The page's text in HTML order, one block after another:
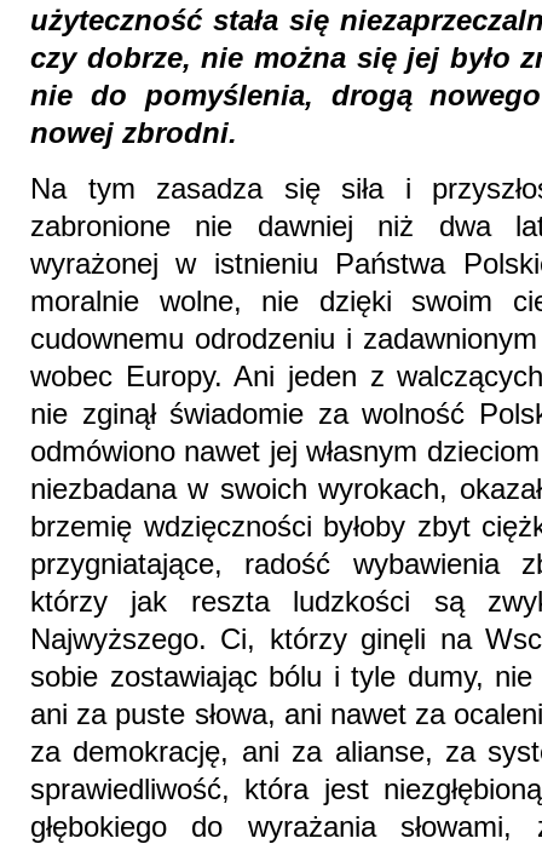
użyteczność stała się
czy dobrze, nie można się jej było
nie do pomyślenia, drogą
nowej zbrodni.
Na tym zasadza się siła i
zabronione nie dawniej niż dwa
wyrażonej w istnieniu Państwa
moralnie wolne, nie dzięki swoim
cudownemu odrodzeniu i
wobec Europy. Ani jeden z
nie zginął świadomie za wolność
odmówiono nawet jej własnym
niezbadana w swoich wyrokach,
brzemię wdzięczności byłoby zbyt
przygniatające, radość wybawienia
którzy jak reszta ludzkości są
Najwyższego. Ci, którzy ginęli na
sobie zostawiając bólu i tyle dumy,
ani za puste słowa, ani nawet za
za demokrację, ani za alianse, za
sprawiedliwość, która jest
głębokiego do wyrażania